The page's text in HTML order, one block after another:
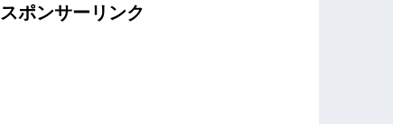
スポンサーリンク